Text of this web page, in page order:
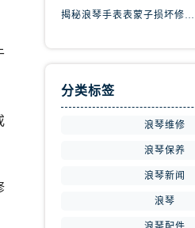
揭秘浪琴手表表蒙子损坏修复秘籍，轻松重获透明之美！
分类标签
浪琴维修
浪琴保养
浪琴新闻
浪琴